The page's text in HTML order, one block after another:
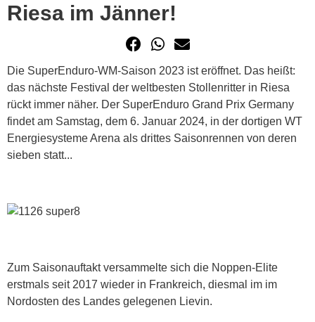
Riesa im Jänner!
Die SuperEnduro-WM-Saison 2023 ist eröffnet. Das heißt:
das nächste Festival der weltbesten Stollenritter in Riesa
rückt immer näher. Der SuperEnduro Grand Prix Germany
findet am Samstag, dem 6. Januar 2024, in der dortigen WT
Energiesysteme Arena als drittes Saisonrennen von deren
sieben statt...
Zum Saisonauftakt versammelte sich die Noppen-Elite
erstmals seit 2017 wieder in Frankreich, diesmal im im
Nordosten des Landes gelegenen Lievin.